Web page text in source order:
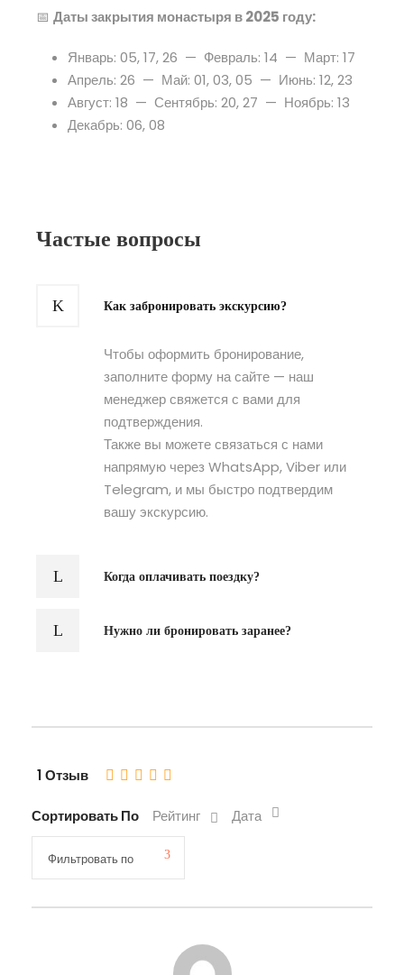
📅 Даты закрытия монастыря в 2025 году:
Январь: 05, 17, 26 — Февраль: 14 — Март: 17
Апрель: 26 — Май: 01, 03, 05 — Июнь: 12, 23
Август: 18 — Сентябрь: 20, 27 — Ноябрь: 13
Декабрь: 06, 08
Частые вопросы
Как забронировать экскурсию?
Чтобы оформить бронирование,
заполните форму на сайте — наш
менеджер свяжется с вами для
подтверждения.
Также вы можете связаться с нами
напрямую через WhatsApp, Viber или
Telegram, и мы быстро подтвердим
вашу экскурсию.
Когда оплачивать поездку?
Нужно ли бронировать заранее?
1 Отзыв
Сортировать По Рейтинг Дата